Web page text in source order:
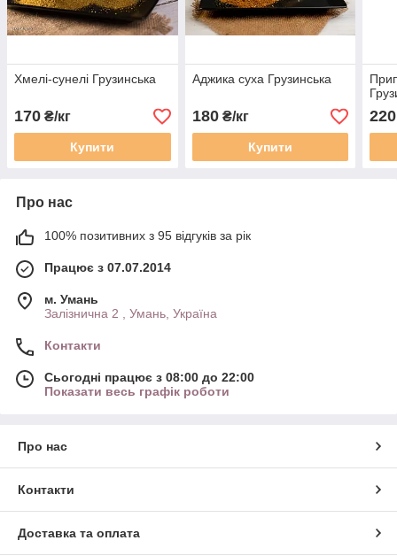
Хмелі-сунелі Грузинська
170 ₴/кг
Купити
Аджика суха Грузинська
180₴/кг
Купити
220
Про нас
100% позитивних з 95 відгуків за рік
Працює з 07.07.2014
м. Умань
Залізнична 2 , Умань, Україна
Контакти
Сьогодні працює з 08:00 до 22:00
Показати весь графік роботи
Про нас
Контакти
Доставка та оплата